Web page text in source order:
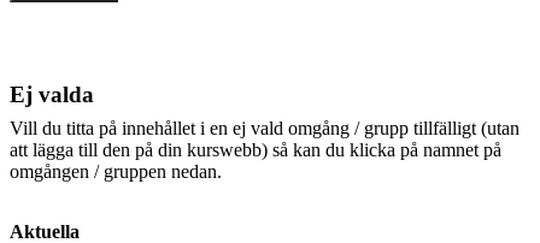
Ej valda
Vill du titta på innehållet i en ej vald omgång / grupp tillfälligt (utan
att lägga till den på din kurswebb) så kan du klicka på namnet på
omgången / gruppen nedan.
Aktuella